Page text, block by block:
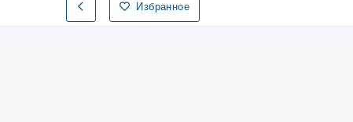
Избранное